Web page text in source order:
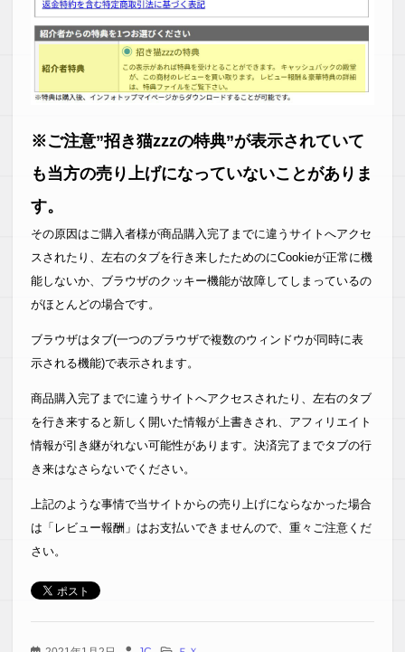
※ご注意”招き猫zzzの特典”が表示されていて
も当方の売り上げになっていないことがありま
す。
その原因はご購入者様が商品購入完了までに違うサイトへアクセ
スされたり、左右のタブを行き来したためのにCookieが正常に機
能しないか、ブラウザのクッキー機能が故障してしまっているの
がほとんどの場合です。
ブラウザはタブ(一つのブラウザで複数のウィンドウが同時に表
示される機能)で表示されます。
商品購入完了までに違うサイトへアクセスされたり、左右のタブ
を行き来すると新しく開いた情報が上書きされ、アフィリエイト
情報が引き継がれない可能性があります。決済完了までタブの行
き来はなさらないでください。
上記のような事情で当サイトからの売り上げにならなかった場合
は「レビュー報酬」はお支払いできませんので、重々ご注意くだ
さい。